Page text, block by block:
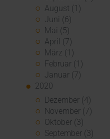
August (1)
Juni (6)
Mai (5)
April (7)
März (1)
Februar (1)
Januar (7)
2020
Dezember (4)
November (7)
Oktober (3)
September (3)